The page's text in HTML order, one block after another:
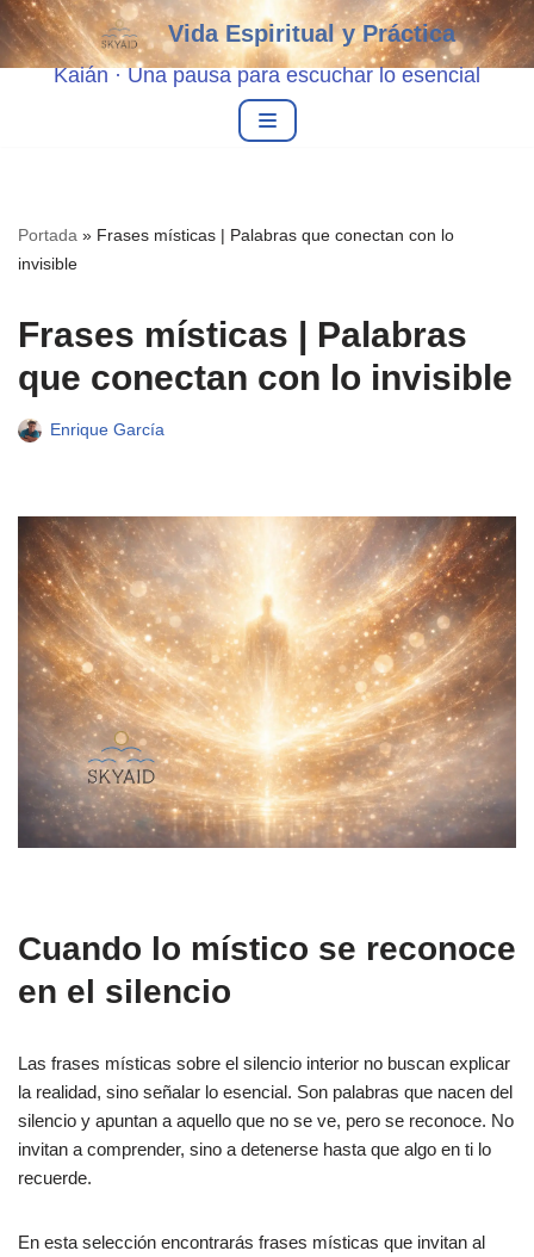
Saltar
Vida Espiritual y Práctica
Kaián · Una pausa para escuchar lo esencial
Portada » Frases místicas | Palabras que conectan con lo
invisible
Frases místicas | Palabras
que conectan con lo invisible
Enrique García
Cuando lo místico se reconoce
en el silencio
Las frases místicas sobre el silencio interior no buscan explicar
la realidad, sino señalar lo esencial. Son palabras que nacen del
silencio y apuntan a aquello que no se ve, pero se reconoce. No
invitan a comprender, sino a detenerse hasta que algo en ti lo
recuerde.
En esta selección encontrarás frases místicas que invitan al